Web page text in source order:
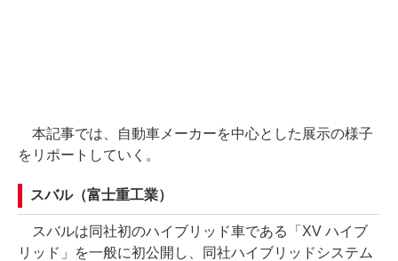
本記事では、自動車メーカーを中心とした展示の様子
をリポートしていく。
スバル（富士重工業）
スバルは同社初のハイブリッド車である「XV ハイブ
リッド」を一般に初公開し、同社ハイブリッドシステム